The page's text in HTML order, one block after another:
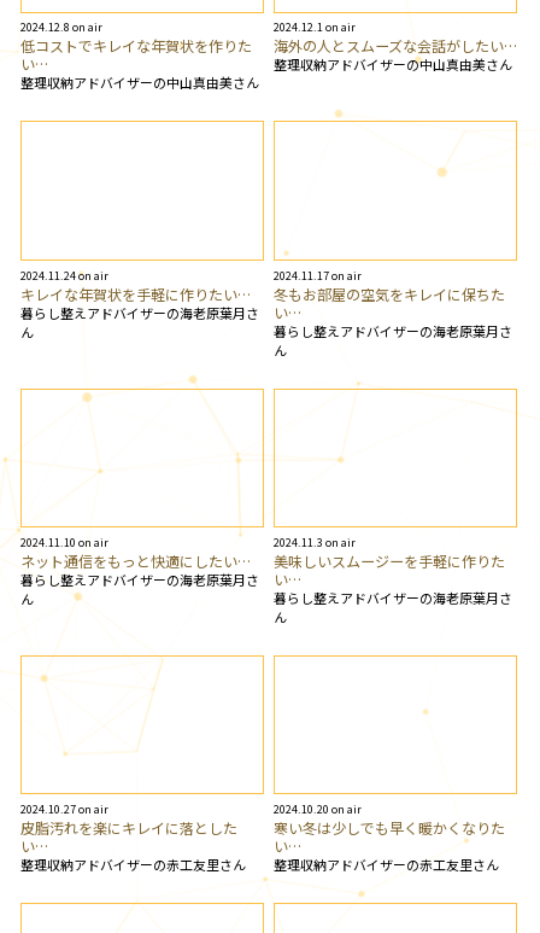
2024.12.8 on air
低コストでキレイな年賀状を作りた
い…
整理収納アドバイザーの中山真由美さん
2024.12.1 on air
海外の人とスムーズな会話がしたい…
整理収納アドバイザーの中山真由美さん
2024.11.24 on air
キレイな年賀状を手軽に作りたい…
暮らし整えアドバイザーの海老原葉月さ
ん
2024.11.17 on air
冬もお部屋の空気をキレイに保ちた
い…
暮らし整えアドバイザーの海老原葉月さ
ん
2024.11.10 on air
ネット通信をもっと快適にしたい…
暮らし整えアドバイザーの海老原葉月さ
ん
2024.11.3 on air
美味しいスムージーを手軽に作りた
い…
暮らし整えアドバイザーの海老原葉月さ
ん
2024.10.27 on air
皮脂汚れを楽にキレイに落とした
い…
整理収納アドバイザーの赤工友里さん
2024.10.20 on air
寒い冬は少しでも早く暖かくなりた
い…
整理収納アドバイザーの赤工友里さん